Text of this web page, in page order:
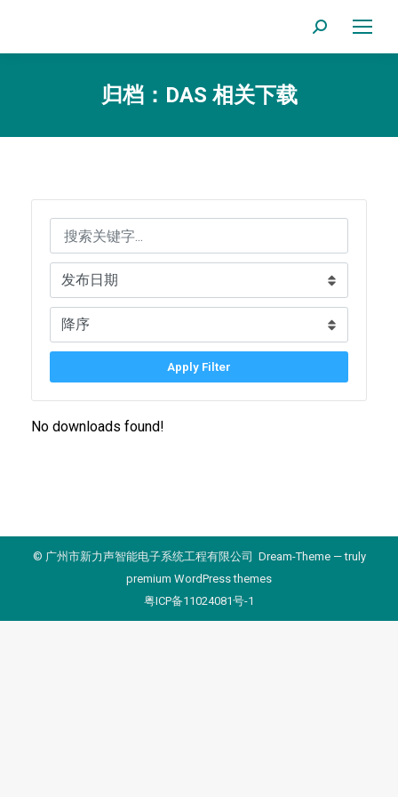
Search:
归档： DAS 相关下载
Apply Filter
No downloads found!
© 广州市新力声智能电子系统工程有限公司 Dream-Theme — truly
premium WordPress themes
粤ICP备11024081号-1